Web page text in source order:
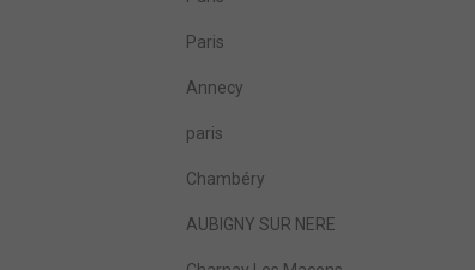
Paris
Annecy
paris
Chambéry
AUBIGNY SUR NERE